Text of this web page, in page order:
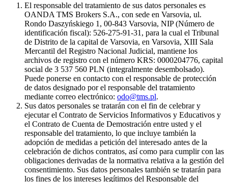
El responsable del tratamiento de sus datos personales es
OANDA TMS Brokers S.A., con sede en Varsovia, ul.
Rondo Daszyńskiego 1, 00-843 Varsovia, NIP (Número de
identificación fiscal): 526-275-91-31, para la cual el Tribunal
de Distrito de la capital de Varsovia, en Varsovia, XIII Sala
Mercantil del Registro Nacional Judicial, mantiene los
archivos de registro con el número KRS: 0000204776, capital
social de 3 537 560 PLN (integralmente desembolsado).
Puede ponerse en contacto con el responsable de protección
de datos designado por el responsable del tratamiento
mediante correo electrónico: odo@tms.pl.
Sus datos personales se tratarán con el fin de celebrar y
ejecutar el Contrato de Servicios Informativos y Educativos y
el Contrato de Cuenta de Demostración entre usted y el
responsable del tratamiento, lo que incluye también la
adopción de medidas a petición del interesado antes de la
celebración de dichos contratos, así como para cumplir con las
obligaciones derivadas de la normativa relativa a la gestión del
consentimiento. Sus datos personales también se tratarán para
los fines de los intereses legítimos del Responsable del